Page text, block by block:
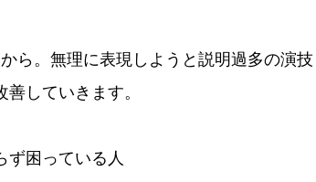
ら。無理に表現しようと説明過多の演技
していきます。
ず困っている人